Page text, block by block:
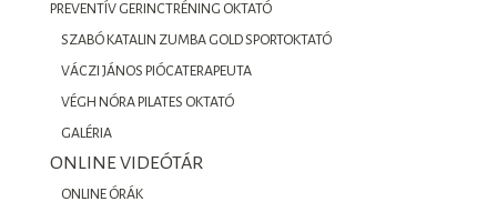
PREVENTÍV GERINCTRÉNING OKTATÓ
SZABÓ KATALIN ZUMBA GOLD SPORTOKTATÓ
VÁCZI JÁNOS PIÓCATERAPEUTA
VÉGH NÓRA PILATES OKTATÓ
GALÉRIA
ONLINE VIDEÓTÁR
ONLINE ÓRÁK